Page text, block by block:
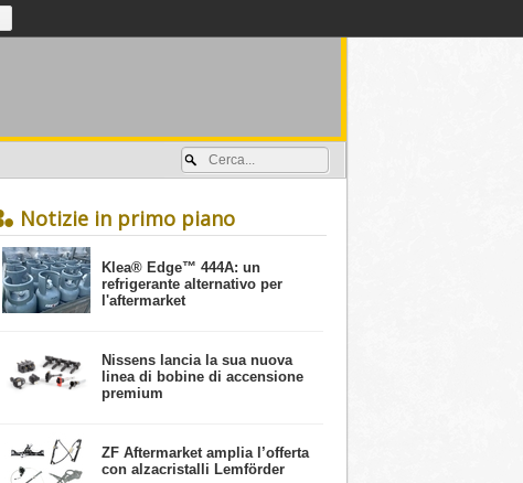
Notizie in primo piano
​Klea® Edge™ 444A: un
refrigerante alternativo per
l'aftermarket
Nissens lancia la sua nuova
linea di bobine di accensione
premium
ZF Aftermarket amplia l’offerta
con alzacristalli Lemförder